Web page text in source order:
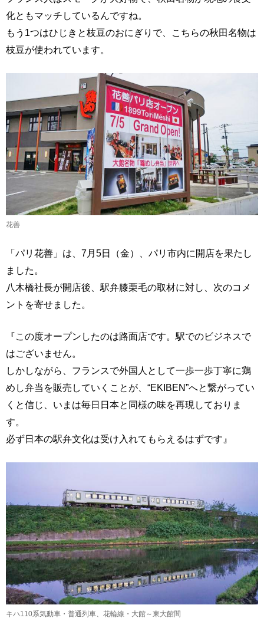
化ともマッチしているんですね。
もう1つはひじきと枝豆のおにぎりで、こちらの秋田名物は
枝豆が使われています。
花善
「パリ花善」は、7月5日（金）、パリ市内に開店を果たし
ました。
八木橋社長が開店後、駅弁膝栗毛の取材に対し、次のコメ
ントを寄せました。
『この度オープンしたのは路面店です。駅でのビジネスで
はございません。
しかしながら、フランスで外国人として一歩一歩丁寧に鶏
めし弁当を販売していくことが、“EKIBEN”へと繋がってい
くと信じ、いまは毎日日本と同様の味を再現しておりま
す。
必ず日本の駅弁文化は受け入れてもらえるはずです』
キハ110系気動車・普通列車、花輪線・大館～東大館間